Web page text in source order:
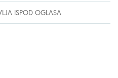
ISPOD OGLASA